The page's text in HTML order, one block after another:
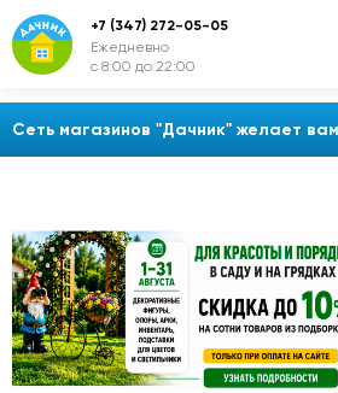
Сеть магазинов "Дачник" желает
+7 (347) 272-05-05
Ежедневно
с 8:00 до 22:00